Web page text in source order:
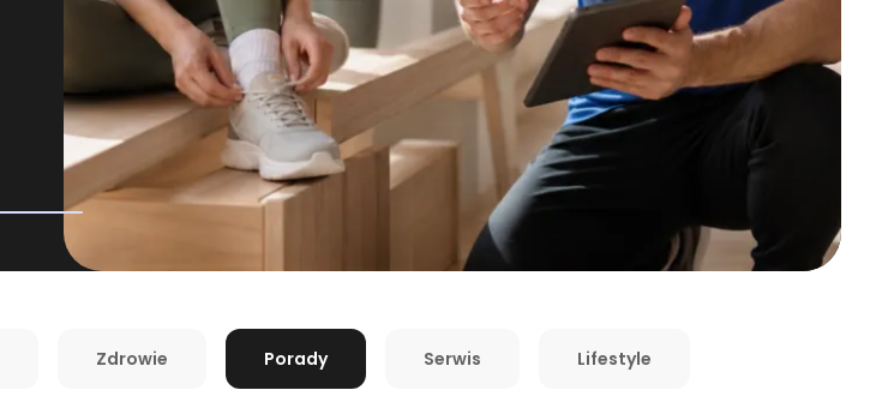
Zdrowie Porady Serwis Lifestyle